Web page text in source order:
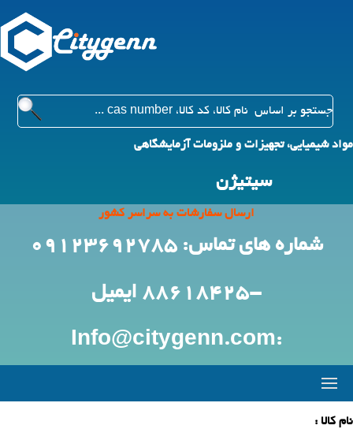
مواد شیمیایی، تجهیزات و ملزومات آزمایشگاهی
سیتیژن
ارسال سفارشات به سراسر کشور
شماره های تماس: 09123692785
-88618425 ایمیل
:Info@citygenn.com
نام کالا :